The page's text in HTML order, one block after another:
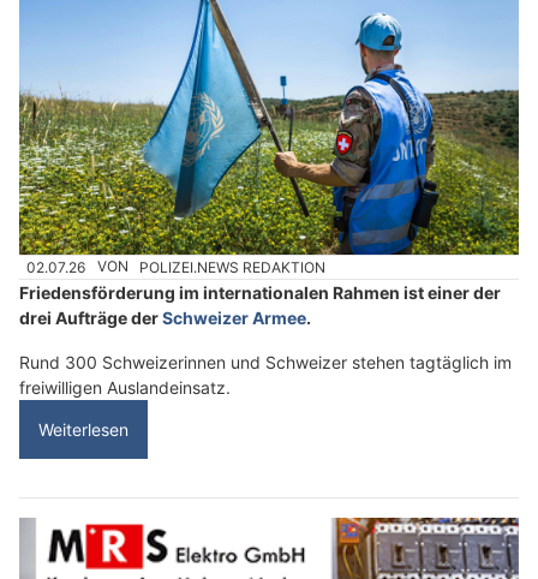
02.07.26 VON POLIZEI.NEWS REDAKTION
Friedensförderung im internationalen Rahmen ist einer der
drei Aufträge derSchweizer Armee.
Rund 300 Schweizerinnen und Schweizer stehen tagtäglich im
freiwilligen Auslandeinsatz.
Weiterlesen